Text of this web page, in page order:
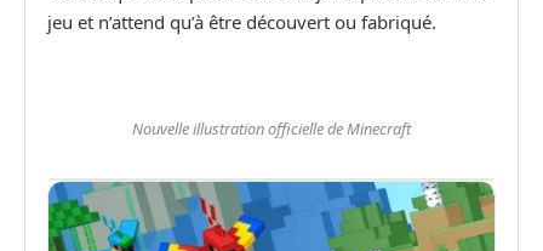
jeu et n’attend qu’à être découvert ou fabriqué.
Nouvelle illustration officielle de Minecraft